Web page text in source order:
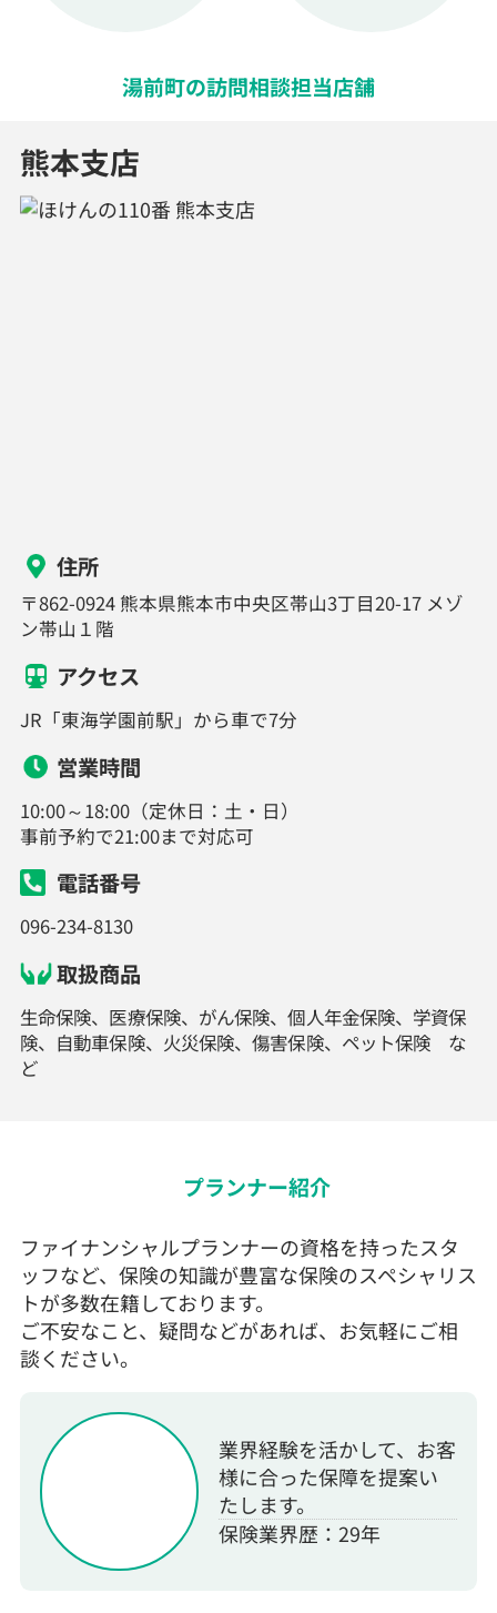
湯前町の訪問相談担当店舗
熊本支店
住所
〒862-0924 熊本県熊本市中央区帯山3丁目20-17 メゾ
ン帯山１階
アクセス
JR「東海学園前駅」から車で7分
営業時間
10:00～18:00（定休日：土・日）
事前予約で21:00まで対応可
電話番号
096-234-8130
取扱商品
生命保険、医療保険、がん保険、個人年金保険、学資保
険、自動車保険、火災保険、傷害保険、ペット保険 な
ど
プランナー紹介
ファイナンシャルプランナーの資格を持ったスタ
ッフなど、保険の知識が豊富な保険のスペシャリス
トが多数在籍しております。
ご不安なこと、疑問などがあれば、お気軽にご相
談ください。
業界経験を活かして、お客
様に合った保障を提案い
たします。
保険業界歴：29年